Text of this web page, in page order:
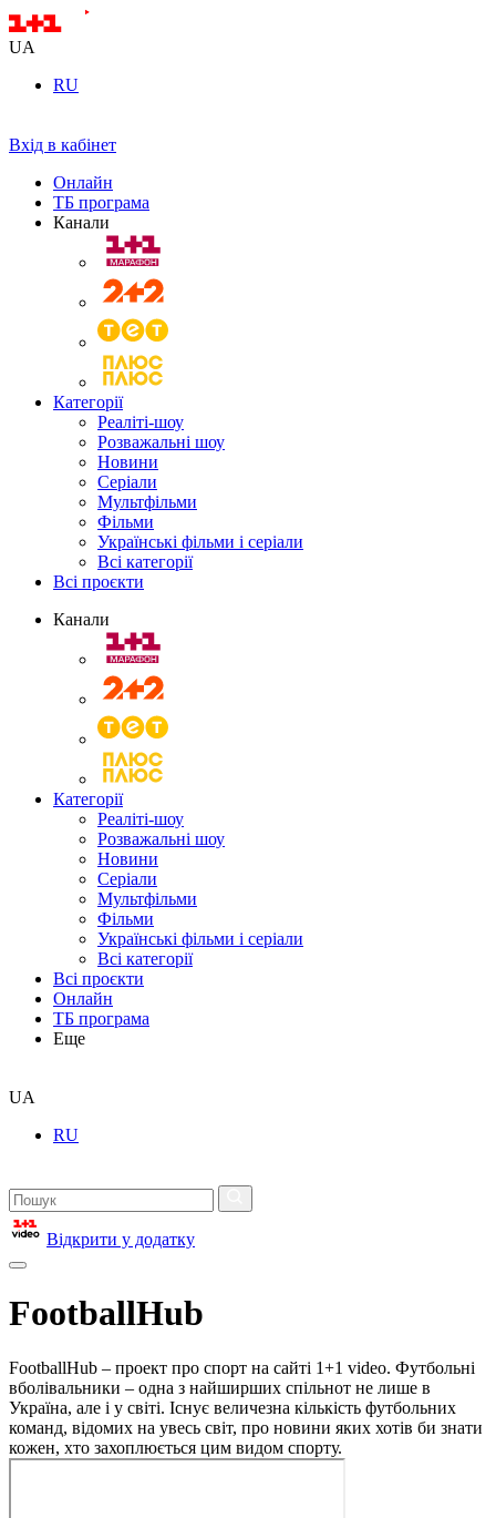
UA
RU
Вхід в кабінет
Онлайн
ТБ програма
Канали
Категорії
Реаліті-шоу
Розважальні шоу
Новини
Серіали
Мультфільми
Фільми
Українські фільми і серіали
Всі категорії
Всі проєкти
Канали
Категорії
Реаліті-шоу
Розважальні шоу
Новини
Серіали
Мультфільми
Фільми
Українські фільми і серіали
Всі категорії
Всі проєкти
Онлайн
ТБ програма
Еще
UA
RU
Відкрити у додатку
FootballHub
FootballHub – проект про спорт на сайті 1+1 video. Футбольні
вболівальники – одна з найширших спільнот не лише в
Україна, але і у світі. Існує величезна кількість футбольних
команд, відомих на увесь світ, про новини яких хотів би знати
кожен, хто захоплюється цим видом спорту.